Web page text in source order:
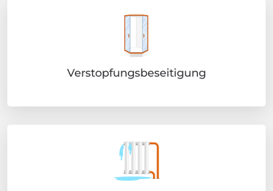
Verstopfungsbeseitigung